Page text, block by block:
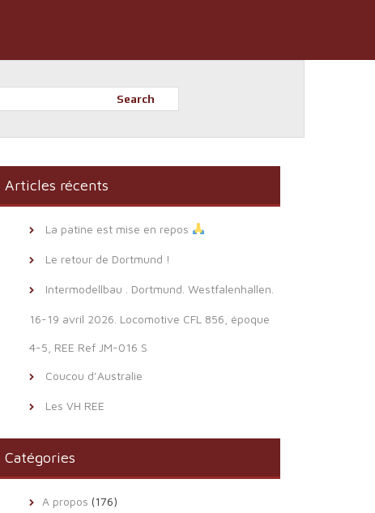
Search
Articles récents
La patine est mise en repos
Le retour de Dortmund !
Intermodellbau . Dortmund. Westfalenhallen.
16-19 avril 2026. Locomotive CFL 856, époque
4-5, REE Ref JM-016 S
Coucou d’Australie
Les VH REE
Catégories
A propos (176)